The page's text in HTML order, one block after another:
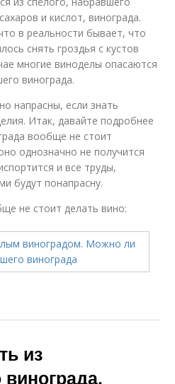
и кислот, винограда.
в реальности бывает, что
снять гроздья с кустов
многие виноделы опасаются
винограда.
напрасны, если знать
Итак, давайте подробнее
вообще не стоит
однозначно не получится
и все труды,
будут понапрасну.
не стоит делать вино:
из